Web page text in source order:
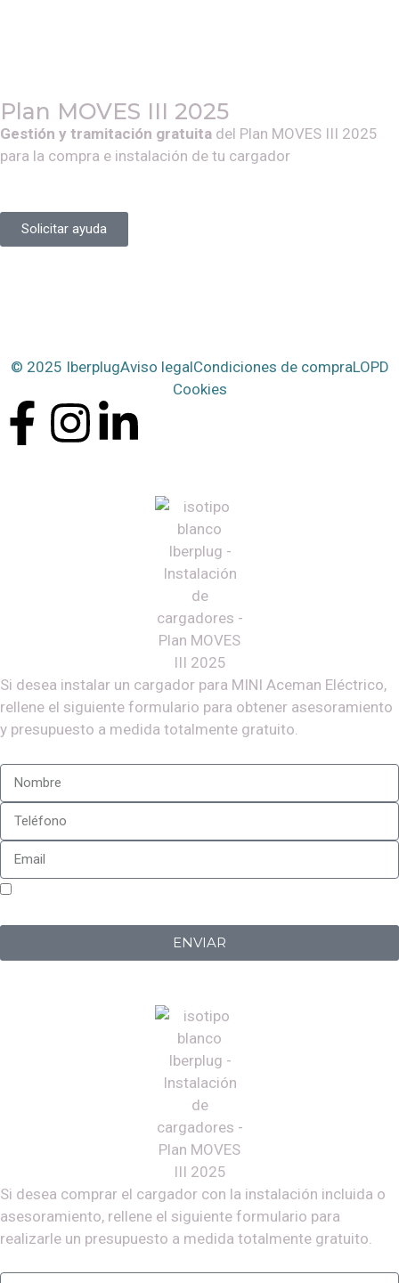
Plan MOVES III 2025
Gestión y tramitación gratuita del Plan MOVES III 2025
para la compra e instalación de tu cargador
Solicitar ayuda
© 2025 IberplugAviso legalCondiciones de compraLOPD
Cookies
Si desea instalar un cargador para MINI Aceman Eléctrico,
rellene el siguiente formulario para obtener asesoramiento
y presupuesto a medida totalmente gratuito.
ENVIAR
Si desea comprar el cargador con la instalación incluida o
asesoramiento, rellene el siguiente formulario para
realizarle un presupuesto a medida totalmente gratuito.